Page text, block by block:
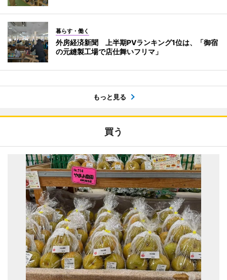
暮らす・働く
外房経済新聞 上半期PVランキング1位は、「御宿
の元縫製工場で店仕舞いフリマ」
もっと見る
買う